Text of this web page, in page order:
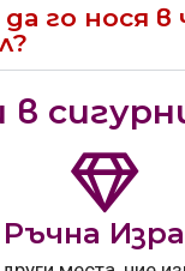
го нося в
в
Ръчна